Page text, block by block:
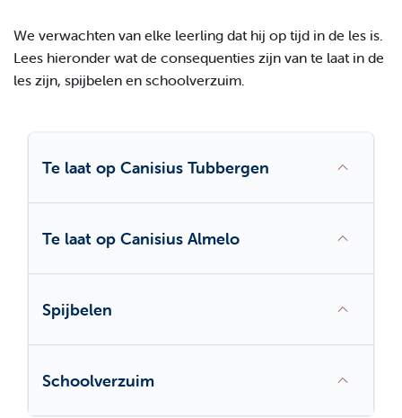
We verwachten van elke leerling dat hij op tijd in de les is.
Lees hieronder wat de consequenties zijn van te laat in de
les zijn, spijbelen en schoolverzuim.
Te laat op Canisius Tubbergen
Te laat op Canisius Almelo
Spijbelen
Schoolverzuim